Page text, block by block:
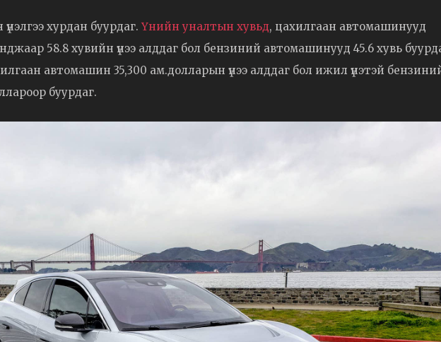
хурдан буурдаг. Үнийн уналтын хувьд, цахилгаан автомашинууд
58.8 хувийн үнээ алддаг бол бензиний автомашинууд 45.6 хувь
автомашин 35,300 ам.долларын үнээ алддаг бол ижил үнэтэй
буурдаг.